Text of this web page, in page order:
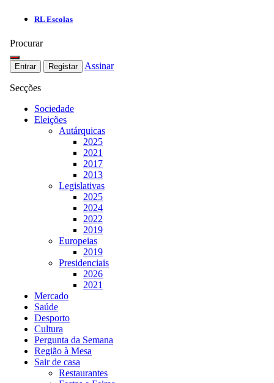
RL Escolas
Procurar
Entrar Registar Assinar
Secções
Sociedade
Eleições
Autárquicas
2025
2021
2017
2013
Legislativas
2025
2024
2022
2019
Europeias
2019
Presidenciais
2026
2021
Mercado
Saúde
Desporto
Cultura
Pergunta da Semana
Região à Mesa
Sair de casa
Restaurantes